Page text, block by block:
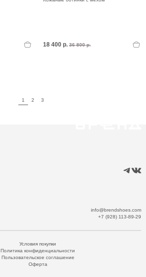
18 400 р. 36 800 р.
1 2 3
info@brendshoes.com
+7 (928) 113-89-29
Условия покупки
Политика конфиденциальности
Пользовательское соглашение
Оферта